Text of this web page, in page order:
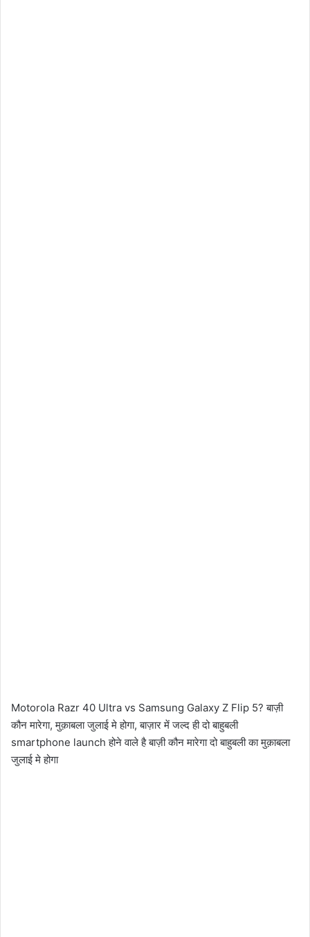
Motorola Razr 40 Ultra vs Samsung Galaxy Z Flip 5? बाज़ी
कौन मारेगा, मुक़ाबला जुलाई मे होगा, बाज़ार में जल्द ही दो बाहुबली
smartphone launch होने वाले है बाज़ी कौन मारेगा दो बाहुबली का मुक़ाबला
जुलाई मे होगा